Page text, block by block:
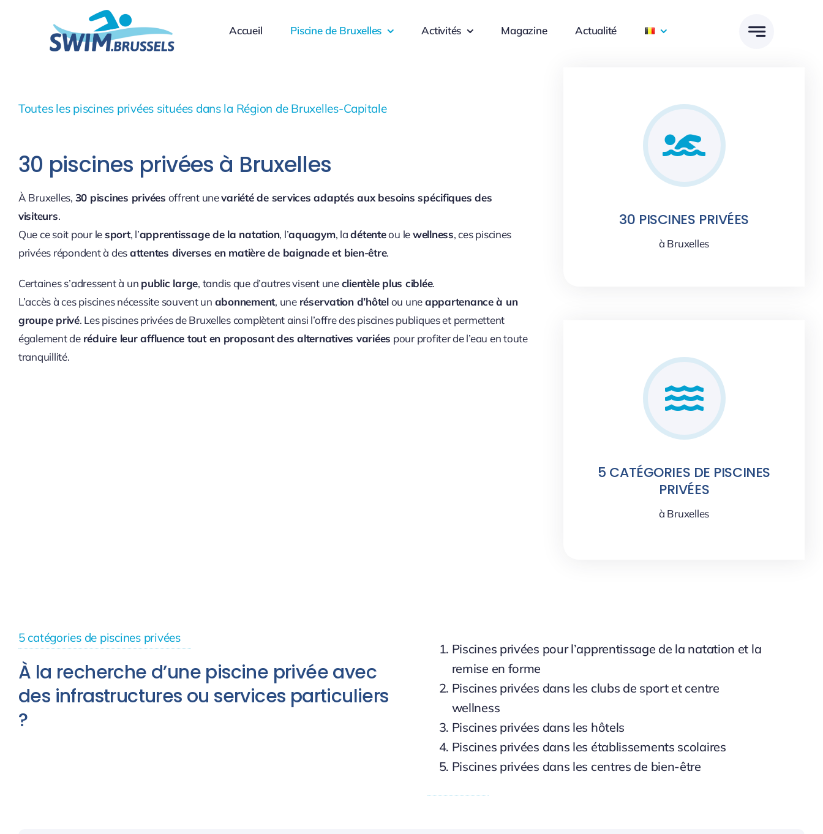
Accueil Piscine de Bruxelles Activités Magazine Actualité
Toutes les piscines privées situées dans la Région de Bruxelles-Capitale
30 piscines privées à Bruxelles
À Bruxelles, 30 piscines privées offrent unevariété de services adaptés aux besoins spécifiques des
visiteurs.
Que ce soit pour lesport, l’apprentissage de la natation, l’aquagym, ladétenteou lewellness, ces piscines
privées répondent à desattentes diverses en matière de baignade et bien-être.
Certaines s’adressent à un public large, tandis que d’autres visent uneclientèle plus ciblée.
L’accès à ces piscines nécessite souvent un abonnement, une réservation d’hôtelou uneappartenance à un
groupe privé. Les piscines privées de Bruxelles complètent ainsi l’offre des piscines publiques et permettent
également de réduire leur affluence tout en proposant des alternatives variées pour profiter de l’eau en toute
tranquillité.
30 PISCINES PRIVÉES
à Bruxelles
5 CATÉGORIES DE PISCINES
PRIVÉES
à Bruxelles
5 catégories de piscines privées
À la recherche d’une piscine privée avec
des infrastructures ou services particuliers
?
Piscines privées pour l’apprentissage de la natation et la
remise en forme
Piscines privées dans les clubs de sport et centre
wellness
Piscines privées dans les hôtels
Piscines privées dans les établissements scolaires
Piscines privées dans les centres de bien-être